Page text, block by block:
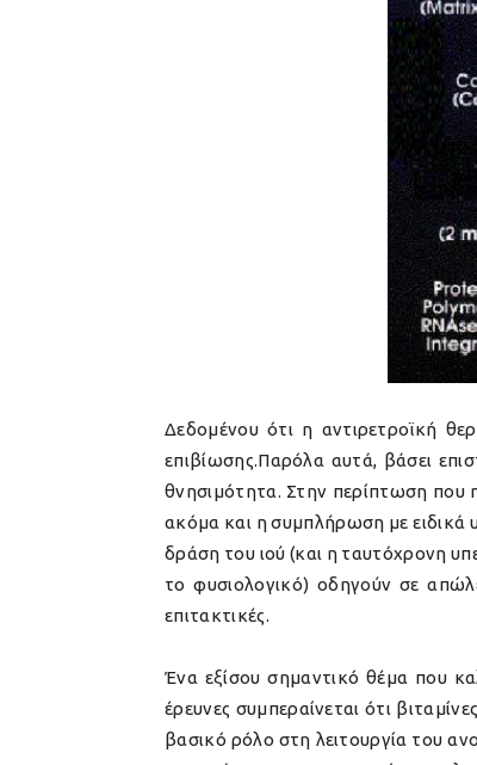
Δεδομένου ότι η αντιρετροϊκή
επιβίωσης.Παρόλα αυτά, βάσει
θνησιμότητα. Στην περίπτωση που
ακόμα και η συμπλήρωση με ειδικά
δράση του ιού (και η ταυτόχρονη
το φυσιολογικό) οδηγούν σε
επιτακτικές.
Ένα εξίσου σημαντικό θέμα που
έρευνες συμπεραίνεται ότι
βασικό ρόλο στη λειτουργία του